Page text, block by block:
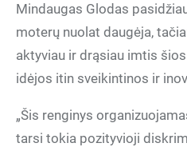
Mindaugas Glodas
moterų nuolat daugėja,
aktyviau ir drąsiau imtis
idėjos itin sveikintinos ir
„Šis renginys
tarsi tokia pozityvioji